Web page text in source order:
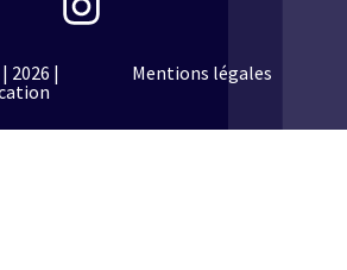
2026 |
Mentions légales